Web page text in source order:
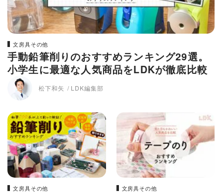
文房具その他
手動鉛筆削りのおすすめランキング29選。
小学生に最適な人気商品をLDKが徹底比較
松下和矢 LDK編集部
文房具その他 文房具その他